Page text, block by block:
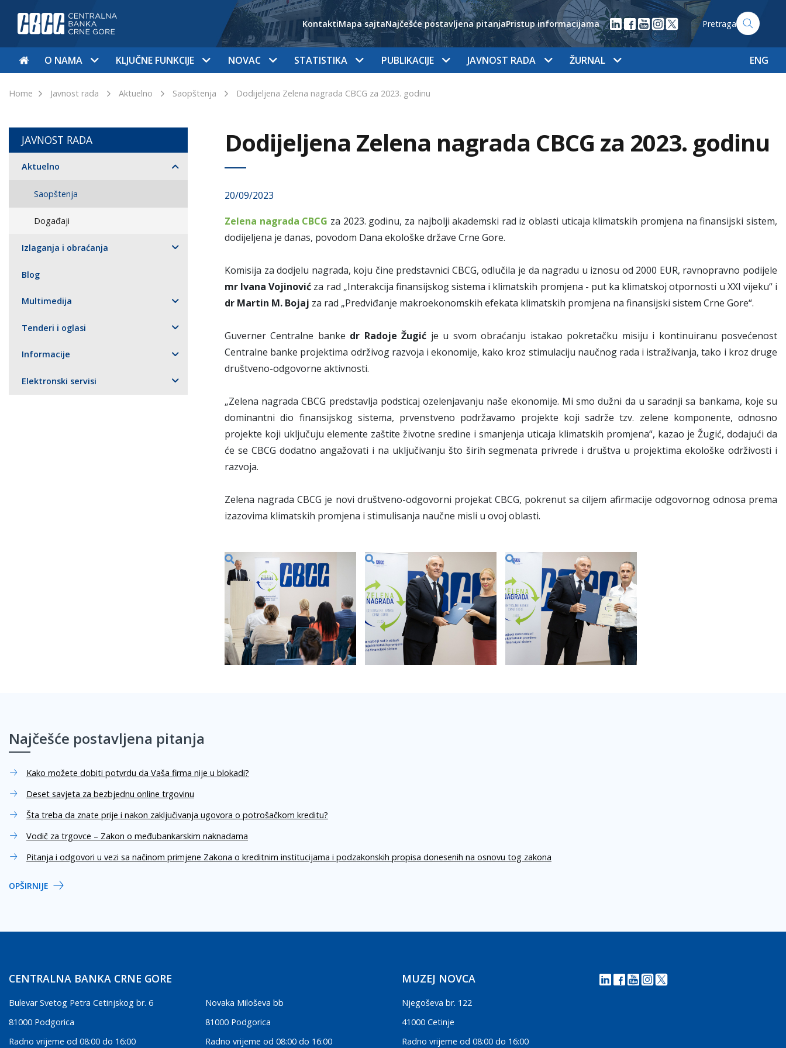
KontaktiMapa sajtaNajčešće postavljena pitanjaPristup informacijama Pretraga
O NAMA KLJUČNE FUNKCIJE NOVAC STATISTIKA PUBLIKACIJE JAVNOST RADA ŽURNAL ENG
Home Javnost rada Aktuelno Saopštenja Dodijeljena Zelena nagrada CBCG za 2023. godinu
JAVNOST RADA
Aktuelno
Saopštenja
Događaji
Izlaganja i obraćanja
Blog
Multimedija
Tenderi i oglasi
Informacije
Elektronski servisi
Dodijeljena Zelena nagrada CBCG za 2023. godinu
20/09/2023
Zelena nagrada CBCG za 2023. godinu, za najbolji akademski rad iz oblasti uticaja klimatskih promjena na finansijski sistem,
dodijeljena je danas, povodom Dana ekološke države Crne Gore.
Komisija za dodjelu nagrada, koju čine predstavnici CBCG, odlučila je da nagradu u iznosu od 2000 EUR, ravnopravno podijele
mr Ivana Vojinović za rad „Interakcija finansijskog sistema i klimatskih promjena - put ka klimatskoj otpornosti u XXI vijeku“ i
dr Martin M. Bojaj za rad „Predviđanje makroekonomskih efekata klimatskih promjena na finansijski sistem Crne Gore“.
Guverner Centralne banke dr Radoje Žugić je u svom obraćanju istakao pokretačku misiju i kontinuiranu posvećenost
Centralne banke projektima održivog razvoja i ekonomije, kako kroz stimulaciju naučnog rada i istraživanja, tako i kroz druge
društveno-odgovorne aktivnosti.
„Zelena nagrada CBCG predstavlja podsticaj ozelenjavanju naše ekonomije. Mi smo dužni da u saradnji sa bankama, koje su
dominantni dio finansijskog sistema, prvenstveno podržavamo projekte koji sadrže tzv. zelene komponente, odnosno
projekte koji uključuju elemente zaštite životne sredine i smanjenja uticaja klimatskih promjena“, kazao je Žugić, dodajući da
će se CBCG dodatno angažovati i na uključivanju što širih segmenata privrede i društva u projektima ekološke održivosti i
razvoja.
Zelena nagrada CBCG je novi društveno-odgovorni projekat CBCG, pokrenut sa ciljem afirmacije odgovornog odnosa prema
izazovima klimatskih promjena i stimulisanja naučne misli u ovoj oblasti.
Najčešće postavljena pitanja
Kako možete dobiti potvrdu da Vaša firma nije u blokadi?
Deset savjeta za bezbjednu online trgovinu
Šta treba da znate prije i nakon zaključivanja ugovora o potrošačkom kreditu?
Vodič za trgovce – Zakon o međubankarskim naknadama
Pitanja i odgovori u vezi sa načinom primjene Zakona o kreditnim institucijama i podzakonskih propisa donesenih na osnovu tog zakona
OPŠIRNIJE
CENTRALNA BANKA CRNE GORE
Bulevar Svetog Petra Cetinjskog br. 6
81000 Podgorica
Radno vrijeme od 08:00 do 16:00
Novaka Miloševa bb
81000 Podgorica
Radno vrijeme od 08:00 do 16:00
MUZEJ NOVCA
Njegoševa br. 122
41000 Cetinje
Radno vrijeme od 08:00 do 16:00